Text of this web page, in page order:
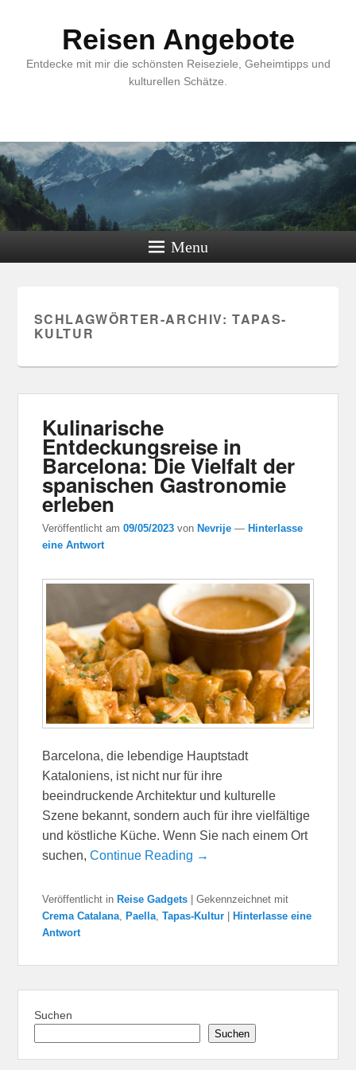
Reisen Angebote
Entdecke mit mir die schönsten Reiseziele, Geheimtipps und
kulturellen Schätze.
Menu
SCHLAGWÖRTER-ARCHIV:TAPAS-
KULTUR
Kulinarische
Entdeckungsreise in
Barcelona: Die Vielfalt der
spanischen Gastronomie
erleben
Veröffentlicht am09/05/2023 von Nevrije — Hinterlasse
eine Antwort
Barcelona, die lebendige Hauptstadt
Kataloniens, ist nicht nur für ihre
beeindruckende Architektur und kulturelle
Szene bekannt, sondern auch für ihre vielfältige
und köstliche Küche. Wenn Sie nach einem Ort
suchen,Continue Reading →
Veröffentlicht in Reise Gadgets |Gekennzeichnet mit
Crema Catalana, Paella,Tapas-Kultur
Hinterlasse eine
Antwort
Suchen
Suchen